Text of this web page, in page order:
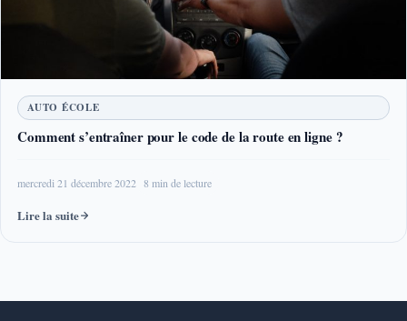
AUTO ÉCOLE
Comment s’entraîner pour le code de la route en ligne ?
mercredi 21 décembre 2022 8 min de lecture
Lire la suite